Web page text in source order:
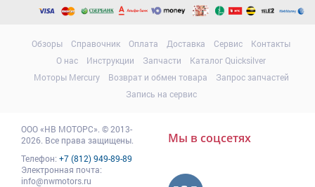
Обзоры Справочник Оплата Доставка Сервис
Контакты
О нас
Инструкции Запчасти
Каталог Quicksilver
Моторы Mercury
Возврат и обмен товара
Запрос запчастей
Запись на сервис
ООО«НВ МОТОРС» © 2013-
2026. Все права защищены.
Телефон: +7 (812) 949-89-89
Электронная почта:
info@nwmotors.ru
Мы в соцсетях